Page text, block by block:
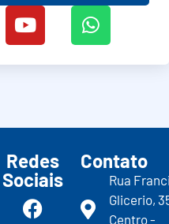
Redes
Sociais
Contato
Rua
Glicerio,
Centro -